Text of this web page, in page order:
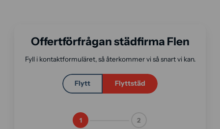
Offertförfrågan städfirma Flen
Fyll i kontaktformuläret, så återkommer vi så snart vi kan.
Flytt Flyttstäd
1 2